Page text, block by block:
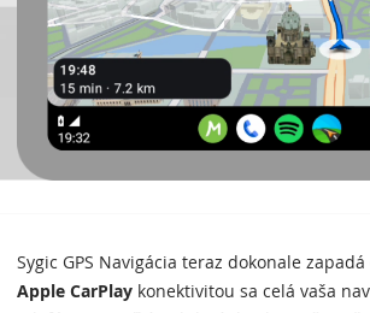
Sygic GPS Navigácia teraz dokonale
Apple CarPlay konektivitou sa celá vaša